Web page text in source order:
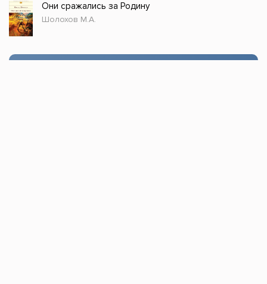
Они сражались за Родину
Шолохов М.А.